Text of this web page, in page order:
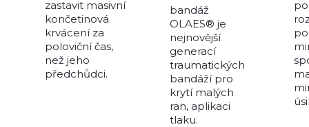
zastavit masivní
končetinová
krvácení za
poloviční čas,
než jeho
předchůdci.
bandáž
OLAES® je
nejnovější
generací
traumatických
bandáží pro
krytí malých
ran, aplikaci
tlaku.